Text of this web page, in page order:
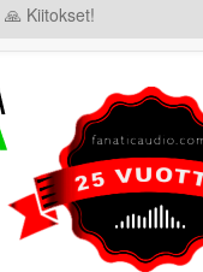
🙏 Kiitokset!